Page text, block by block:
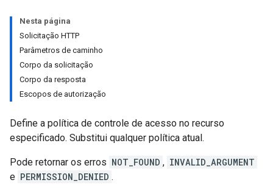
Nesta página
Solicitação HTTP
Parâmetros de caminho
Corpo da solicitação
Corpo da resposta
Escopos de autorização
Define a política de controle de acesso no recurso
especificado. Substitui qualquer política atual.
Pode retornar os erros NOT_FOUND , INVALID_ARGUMENT
e PERMISSION_DENIED .